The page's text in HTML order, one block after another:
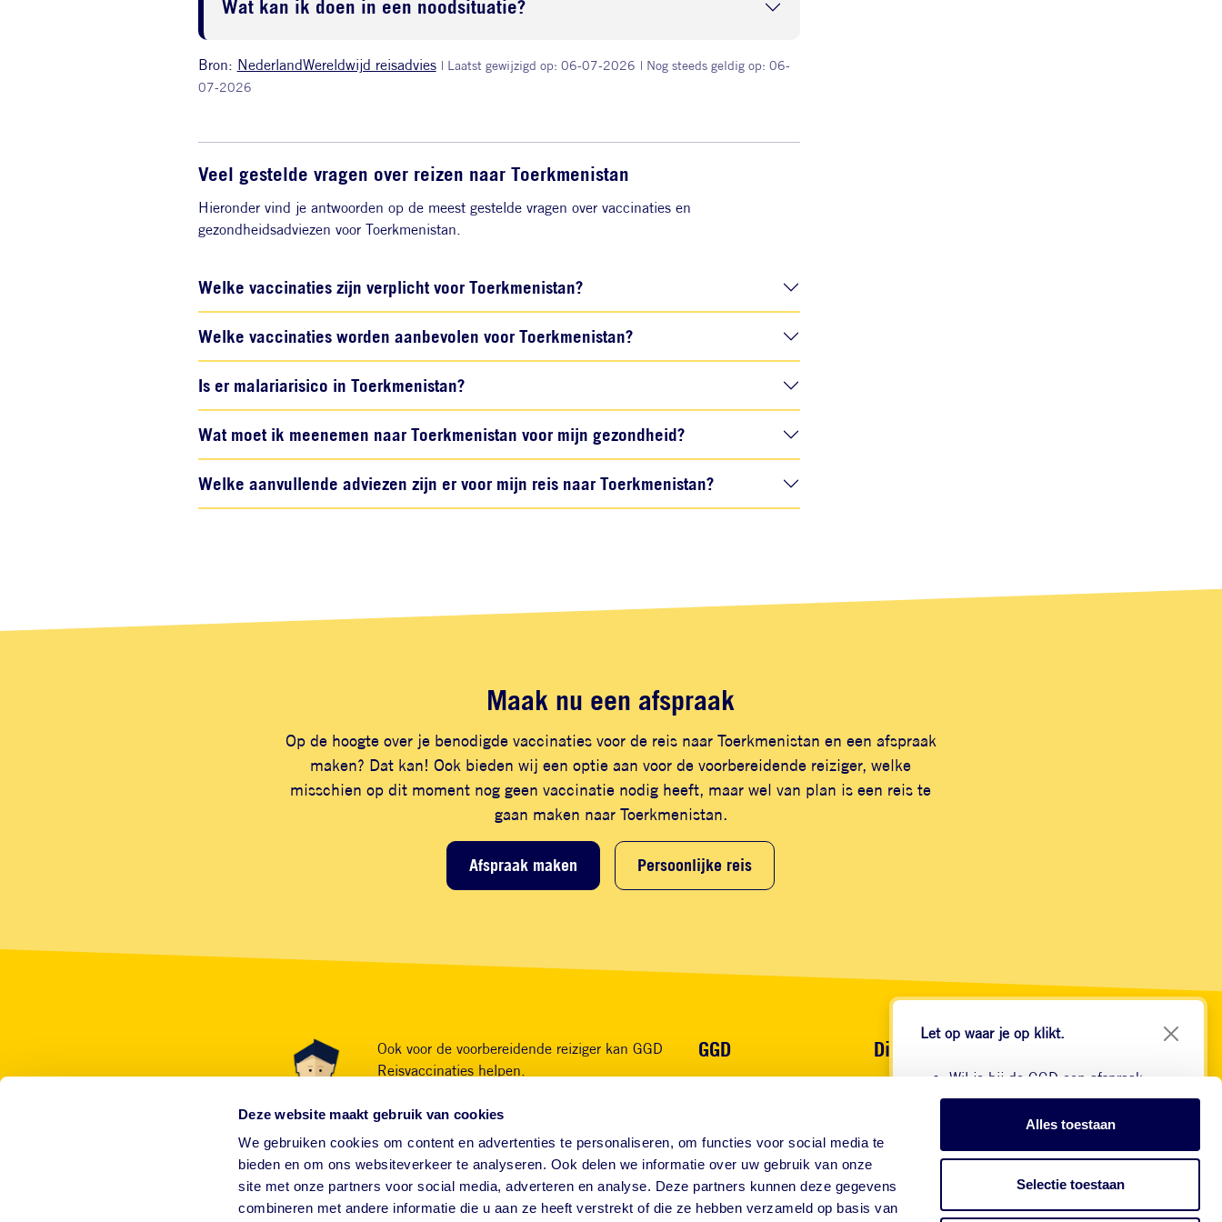
Deze website maakt gebruik van cookies
We gebruiken cookies om content en advertenties te personaliseren, om functies voor social media te
bieden en om ons websiteverkeer te analyseren. Ook delen we informatie over uw gebruik van onze
site met onze partners voor social media, adverteren en analyse. Deze partners kunnen deze gegevens
combineren met andere informatie die u aan ze heeft verstrekt of die ze hebben verzameld op basis van
Alles toestaan
Selectie toestaan
Let op waar je op klikt.
Wil je bij de GGD een afspraak
maken voor je reis? Onze website
Dé reizigerswebsite van 24
samenwerkende GGD'en in
Nederland.
Wat kan ik doen in een noodsituatie?
Bron: NederlandWereldwijd reisadvies | Laatst gewijzigd op: 06-07-2026 | Nog steeds geldig op: 06-
07-2026
Veel gestelde vragen over reizen naar Toerkmenistan
Hieronder vind je antwoorden op de meest gestelde vragen over vaccinaties en
gezondheidsadviezen voor Toerkmenistan.
Welke vaccinaties zijn verplicht voor Toerkmenistan?
Welke vaccinaties worden aanbevolen voor Toerkmenistan?
Is er malariarisico in Toerkmenistan?
Wat moet ik meenemen naar Toerkmenistan voor mijn gezondheid?
Welke aanvullende adviezen zijn er voor mijn reis naar Toerkmenistan?
Maak nu een afspraak
Op de hoogte over je benodigde vaccinaties voor de reis naar Toerkmenistan en een afspraak
maken? Dat kan! Ook bieden wij een optie aan voor de voorbereidende reiziger, welke
misschien op dit moment nog geen vaccinatie nodig heeft, maar wel van plan is een reis te
gaan maken naar Toerkmenistan.
Afspraak maken Persoonlijke reis
Voet
GGD
Over ons
FAQ
Contact
Diensten
GGD Vaccinaties
GGDVaccinatiesopmaat
Ook voor de voorbereidende reiziger kan GGD
Reisvaccinaties helpen.
App GGD Reist mee